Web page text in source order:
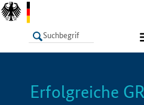
LISTE
Erfolgreiche